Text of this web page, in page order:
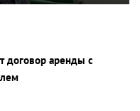
договор аренды с